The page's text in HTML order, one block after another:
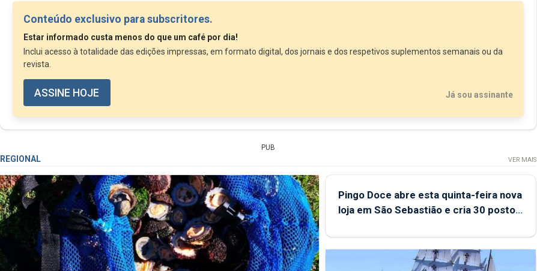
Em resposta a um requerimento...
Conteúdo exclusivo para subscritores.
Estar informado custa menos do que um café por dia!
Inclui acesso à totalidade das edições impressas, em formato digital, dos jornais e dos respetivos suplementos semanais ou da
revista.
ASSINE HOJE Já sou assinante
PUB
REGIONAL VER MAIS
Pingo Doce abre esta quinta-feira nova
loja em São Sebastião e cria 30 postos